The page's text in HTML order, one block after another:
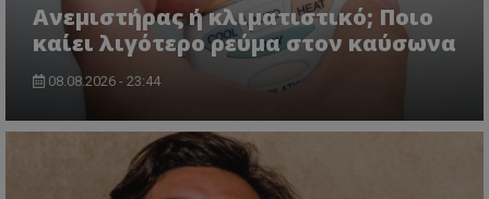
Ανεμιστήρας ή κλιματιστικό; Ποιο
καίει λιγότερο ρεύμα στον καύσωνα
08.08.2026 - 23:44